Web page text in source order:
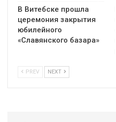
В Витебске прошла
церемония закрытия
юбилейного
«Славянского базара»
PREV NEXT